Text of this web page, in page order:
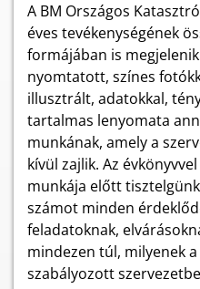
A BM Országos
éves tevékenységének
formájában is
nyomtatott, színes
illusztrált, adatokkal,
tartalmas lenyomata
munkának, amely a
kívül zajlik. Az
munkája előtt
számot minden
feladatoknak,
mindezen túl, milyenek
szabályozott